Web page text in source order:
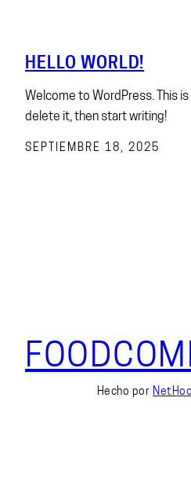
HELLO WORLD!
Welcome to WordPress. This
delete it, then start writing!
SEPTIEMBRE 18, 2025
Hecho por